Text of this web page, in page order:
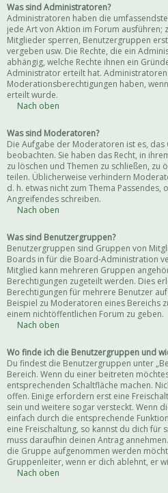
Was sind Administratoren?
Administratoren haben die
jede Art von Aktion im Forum ausführen;
Mitglieder sperren, Benutzergruppen
vergeben usw. Die Rechte, die ein
abhängig, welche Rechte ihnen ein
Administrator erteilt hat.
Moderationsberechtigungen haben,
erteilt wurde.
Nach oben
Was sind Moderatoren?
Die Aufgabe der Moderatoren ist es, das
beobachten. Sie haben das Recht, in
zu löschen und Themen zu schließen, zu
teilen. Üblicherweise verhindern
d. h. etwas nicht zum Thema Passendes,
Angreifendes schreiben.
Nach oben
Was sind Benutzergruppen?
Benutzergruppen sind Gruppen von
Boards in für die Board-Administration
Mitglied kann mehreren Gruppen
Berechtigungen zugeteilt werden. Dies
Berechtigungen für mehrere Benutzer
Beispiel zu Moderatoren eines Bereichs
einem nichtöffentlichen Forum zu geben.
Nach oben
Wo finde ich die Benutzergruppen und
Du findest die Benutzergruppen unter
Bereich. Wenn du einer beitreten
entsprechenden Schaltfläche machen.
offen. Einige erfordern erst eine
sein und weitere sogar versteckt. Wenn
einfach durch die entsprechende
eine Freischaltung, so kannst du dich für
muss daraufhin deinen Antrag
die Gruppe aufgenommen werden
Gruppenleiter, wenn er dich ablehnt, er
Nach oben